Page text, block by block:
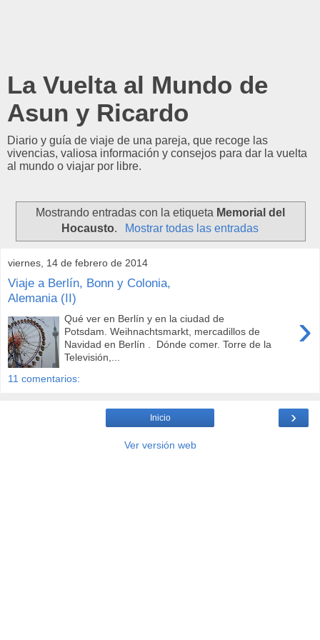
La Vuelta al Mundo de
Asun y Ricardo
Diario y guía de viaje de una pareja, que recoge las
vivencias, valiosa información y consejos para dar la vuelta
al mundo o viajar por libre.
Mostrando entradas con la etiqueta Memorial del
Hocausto. Mostrar todas las entradas
viernes, 14 de febrero de 2014
Viaje a Berlín, Bonn y Colonia,
Alemania (II)
›
Qué ver en Berlín y en la ciudad de
Potsdam. Weihnachtsmarkt, mercadillos de
Navidad en Berlín . Dónde comer. Torre de la
Televisión,...
11 comentarios:
›
Inicio
Ver versión web